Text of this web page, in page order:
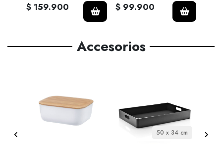
$ 159.900
$ 99.900
Accesorios
50 x 34 cm